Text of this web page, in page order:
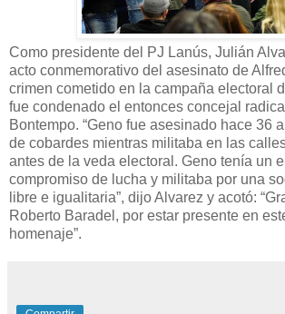
Como presidente del PJ Lanús, Julián
acto conmemorativo del asesinato de
crimen cometido en la campaña electoral
fue condenado el entonces concejal
Bontempo. “Geno fue asesinado hace 36
de cobardes mientras militaba en las
antes de la veda electoral. Geno tenía un
compromiso de lucha y militaba por una
libre e igualitaria”, dijo Alvarez y acotó:
Roberto Baradel, por estar presente en
homenaje”.